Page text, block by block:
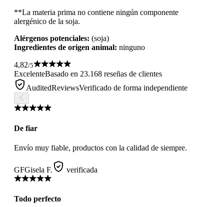
**La materia prima no contiene ningún componente
alergénico de la soja.
Alérgenos potenciales: (soja)
Ingredientes de origen animal: ninguno
4,82/5
ExcelenteBasado en 23.168 reseñas de clientes
AuditedReviewsVerificado de forma independiente
De fiar
Envío muy fiable, productos con la calidad de siempre.
GFGisela F. verificada
Todo perfecto